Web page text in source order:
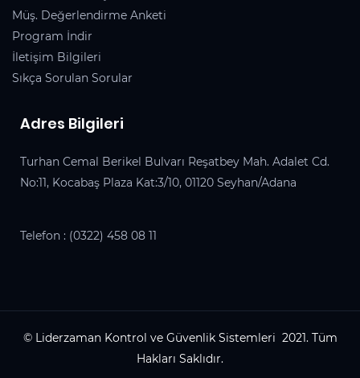
Müş. Değerlendirme Anketi
Program İndir
İletişim Bilgileri
Sıkça Sorulan Sorular
Adres Bilgileri
Turhan Cemal Berikel Bulvarı Reşatbey Mah. Adalet Cd.
No:11, Kocabaş Plaza Kat:3/10, 01120 Seyhan/Adana
Telefon : (0322) 458 08 11
© Liderzaman Kontrol ve Güvenlik Sistemleri 2021. Tüm
Hakları Saklıdır.